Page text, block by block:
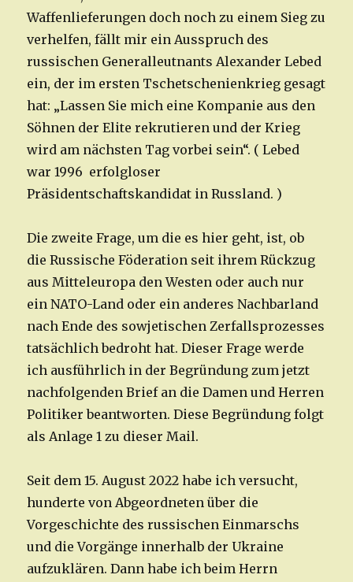
Waffenlieferungen doch noch zu einem Sieg zu
verhelfen, fällt mir ein Ausspruch des
russischen Generalleutnants Alexander Lebed
ein, der im ersten Tschetschenienkrieg gesagt
hat: „Lassen Sie mich eine Kompanie aus den
Söhnen der Elite rekrutieren und der Krieg
wird am nächsten Tag vorbei sein“. ( Lebed
war 1996 erfolgloser
Präsidentschaftskandidat in Russland. )
Die zweite Frage, um die es hier geht, ist, ob
die Russische Föderation seit ihrem Rückzug
aus Mitteleuropa den Westen oder auch nur
ein NATO-Land oder ein anderes Nachbarland
nach Ende des sowjetischen Zerfallsprozesses
tatsächlich bedroht hat. Dieser Frage werde
ich ausführlich in der Begründung zum jetzt
nachfolgenden Brief an die Damen und Herren
Politiker beantworten. Diese Begründung folgt
als Anlage 1 zu dieser Mail.
Seit dem 15. August 2022 habe ich versucht,
hunderte von Abgeordneten über die
Vorgeschichte des russischen Einmarschs
und die Vorgänge innerhalb der Ukraine
aufzuklären. Dann habe ich beim Herrn